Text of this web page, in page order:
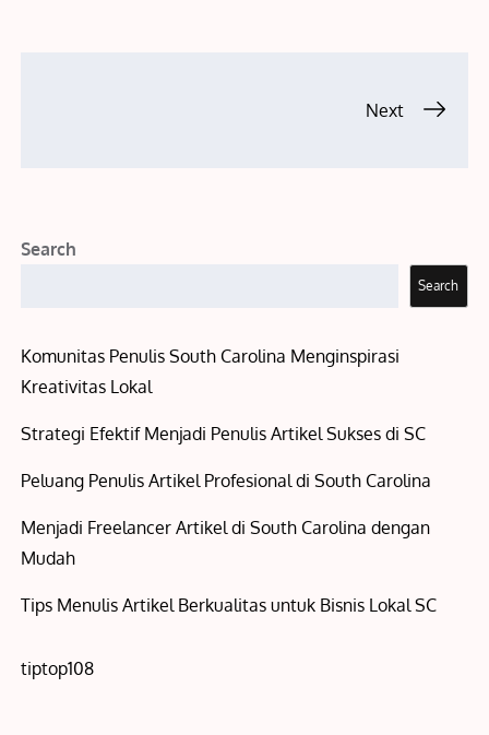
Next
Search
Search
Komunitas Penulis South Carolina Menginspirasi
Kreativitas Lokal
Strategi Efektif Menjadi Penulis Artikel Sukses di SC
Peluang Penulis Artikel Profesional di South Carolina
Menjadi Freelancer Artikel di South Carolina dengan
Mudah
Tips Menulis Artikel Berkualitas untuk Bisnis Lokal SC
tiptop108